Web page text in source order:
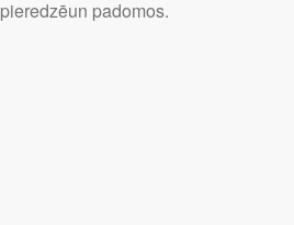
pieredzēun padomos.